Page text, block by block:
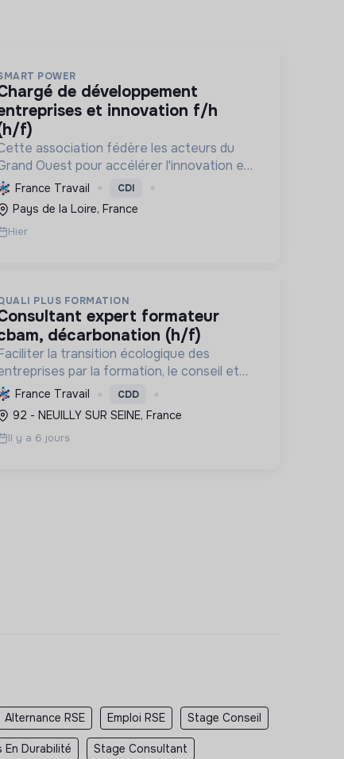
POWER
et innovation f/h
f)
association fédère les acteurs du
Ouest pour accélérer l'innovation en
électronique et décarbonation,
favorisant une transition écologique et le
économique régional.
France Travail CDI
Pays de la Loire, France
Hier
PLUS FORMATION
formateur
décarbonation (h/f)
la transition écologique des
par la formation, le conseil et
en décarbonant l'industrie et en
assurant la conformité réglementaire.
France Travail CDD
92 - NEUILLY SUR SEINE, France
Il y a 6 jours
Alternance RSE Emploi RSE Stage Conseil
En Durabilité Stage Consultant